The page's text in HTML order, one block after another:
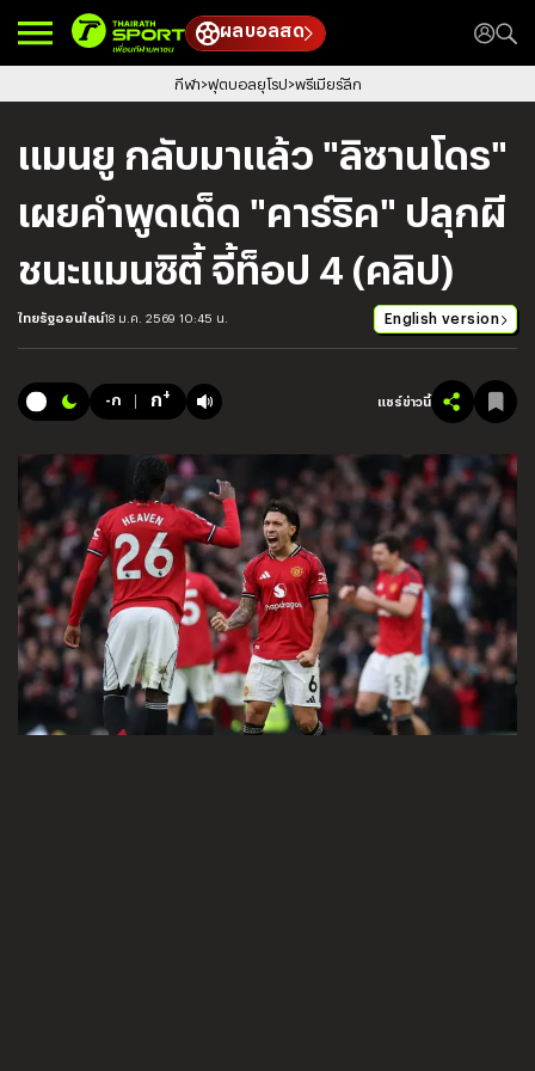
ผลบอลสด
กีฬา ฟุตบอลยุโรป พรีเมียร์ลีก
แมนยู กลับมาแล้ว "ลิซานโดร"
เผยคำพูดเด็ด "คาร์ริค" ปลุกผี
ชนะแมนซิตี้ จี้ท็อป 4 (คลิป)
ไทยรัฐออนไลน์18 ม.ค. 2569 10:45 น. English version
-ก ก+ แชร์ข่าวนี้